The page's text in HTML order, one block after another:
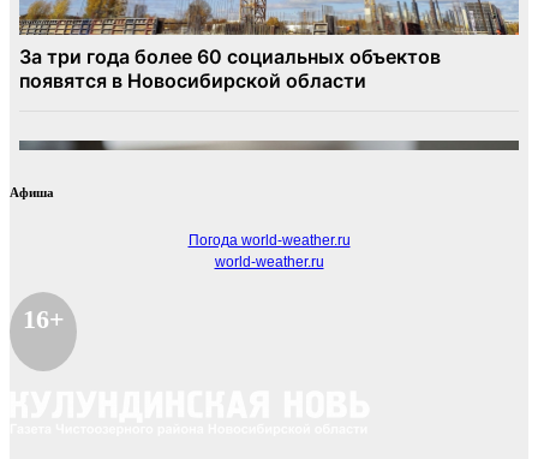
Афиша
Погода world-weather.ru
world-weather.ru
16+